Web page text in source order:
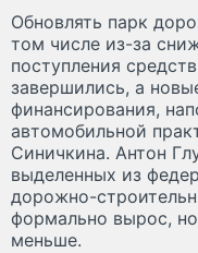
Обновлять парк
том числе из-за
поступления
завершились, а
финансирования,
автомобильной
Синичкина. Антон
выделенных из
дорожно-
формально вырос,
меньше.